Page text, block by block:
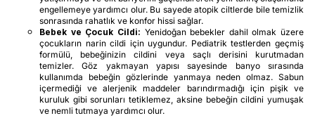
engellemeye yardımcı olur. Bu sayede atopik ciltlerde bile temizlik
sonrasında rahatlık ve konfor hissi sağlar.
Bebek ve Çocuk Cildi: Yenidoğan bebekler dahil olmak üzere
çocukların narin cildi için uygundur. Pediatrik testlerden geçmiş
formülü, bebeğinizin cildini veya saçlı derisini kurutmadan
temizler. Göz yakmayan yapısı sayesinde banyo sırasında
kullanımda bebeğin gözlerinde yanmaya neden olmaz. Sabun
içermediği ve alerjenik maddeler barındırmadığı için pişik ve
kuruluk gibi sorunları tetiklemez, aksine bebeğin cildini yumuşak
ve nemli tutmaya yardımcı olur.